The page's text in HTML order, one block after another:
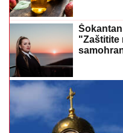
"Zaštitite